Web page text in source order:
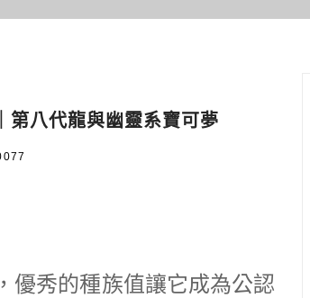
八代龍與幽靈系寶可夢
優秀的種族值讓它成為公認